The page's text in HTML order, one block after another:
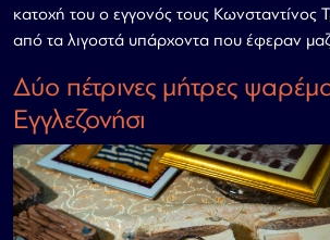
κατοχή του ο εγγονός τους Κωνσταντίνος
από τα λιγοστά υπάρχοντα που έφεραν
Δύο πέτρινες μήτρες
Εγγλεζονήσι